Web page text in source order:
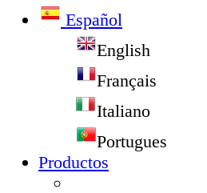
Español
English
Français
Italiano
Portugues
Productos